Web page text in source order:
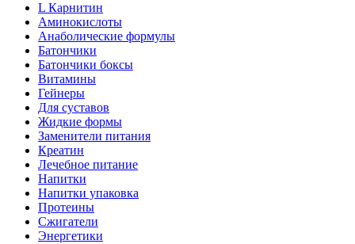
L Карнитин
Аминокислоты
Анаболические формулы
Батончики
Батончики боксы
Витамины
Гейнеры
Для суставов
Жидкие формы
Заменители питания
Креатин
Лечебное питание
Напитки
Напитки упаковка
Протеины
Сжигатели
Энергетики